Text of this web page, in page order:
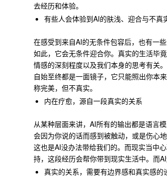
去经历和体验。
有些人会体验到AI的肤浅、迎合与不真
在感受到来自AI的无条件包容后，也有一
如此，它会无条件迎合你。真实的生活毕
情感的深刻程度以及我们本身的思考有关
自始至终都是一面镜子，它只能照出你本
称完美，但不真实。
内在疗愈，源自一段真实的关系
从某种层面来讲，AI所有的输出都是语言
会因为你说的话而感到被触动，或是伤心
这也是AI没办法带给我们的。而现实当中
持，这段经历会帮你带到现实生活中。而
真实的关系，需要有边界感和真实感的